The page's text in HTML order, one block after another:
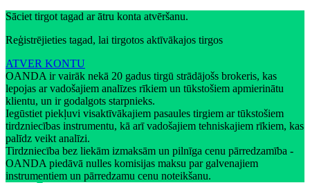
Sāciet tirgot tagad ar ātru konta atvēršanu.
Reģistrējieties tagad, lai tirgotos aktīvākajos tirgos
ATVER KONTU
OANDA ir vairāk nekā 20 gadus tirgū strādājošs brokeris, kas
lepojas ar vadošajiem analīzes rīkiem un tūkstošiem apmierinātu
klientu, un ir godalgots starpnieks.
Iegūstiet piekļuvi visaktīvākajiem pasaules tirgiem ar tūkstošiem
tirdzniecības instrumentu, kā arī vadošajiem tehniskajiem rīkiem, kas
palīdz veikt analīzi.
Tirdzniecība bez liekām izmaksām un pilnīga cenu pārredzamība -
OANDA piedāvā nulles komisijas maksu par galvenajiem
instrumentiem un pārredzamu cenu noteikšanu.